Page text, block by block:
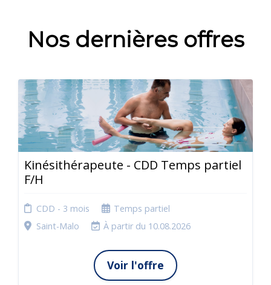
Nos dernières offres
Kinésithérapeute - CDD Temps partiel
F/H
CDD - 3 mois
Temps partiel
Saint-Malo
À partir du 10.08.2026
Voir l'offre